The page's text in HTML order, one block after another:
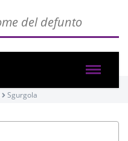
Sgurgola